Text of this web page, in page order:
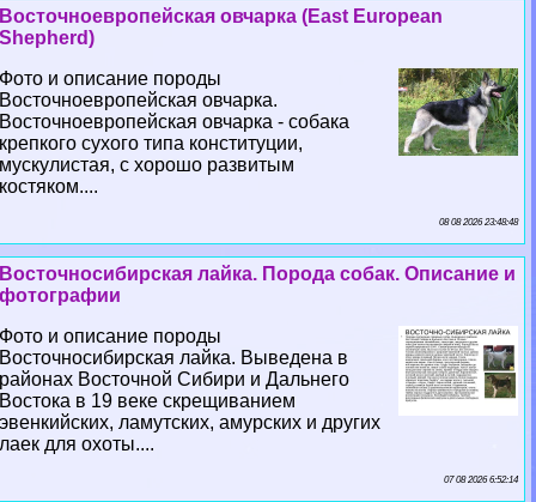
Восточноевропейская овчарка (East European
Shepherd)
Фото и описание породы
Восточноевропейская овчарка.
Восточноевропейская овчарка - собака
крепкого сухого типа конституции,
мускулистая, с хорошо развитым
костяком....
08 08 2026 23:48:48
Восточносибирская лайка. Порода собак. Описание и
фотографии
Фото и описание породы
Восточносибирская лайка. Выведена в
районах Восточной Сибири и Дальнего
Востока в 19 веке скрещиванием
эвенкийских, ламутских, амурских и других
лаек для охоты....
07 08 2026 6:52:14